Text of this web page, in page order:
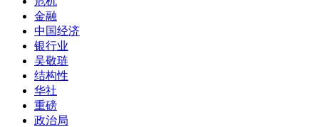
金融
中国经济
银行业
吴敬琏
结构性
华社
重磅
政治局